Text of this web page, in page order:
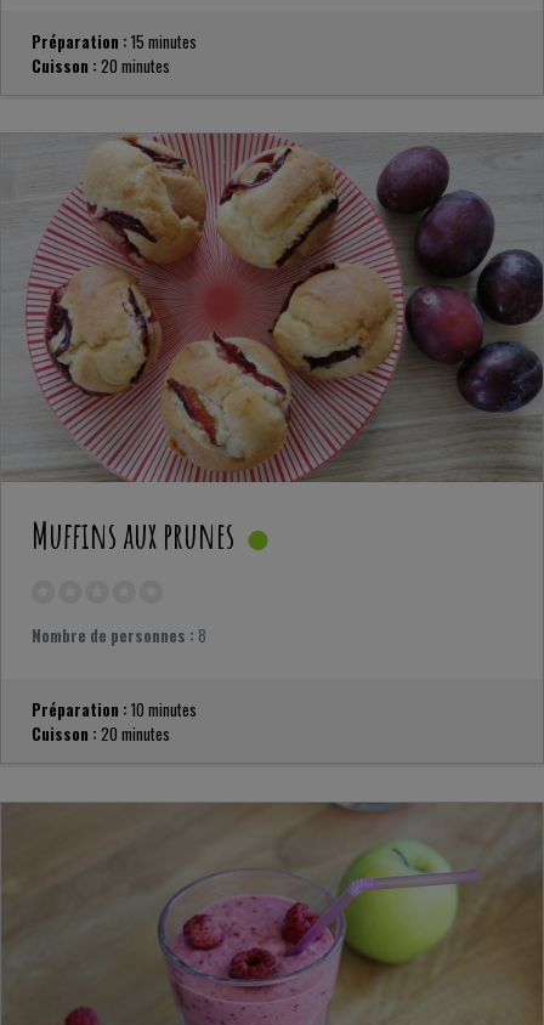
Préparation : 15 minutes
Cuisson : 20 minutes
Muffins aux prunes
Nombre de personnes : 8
Préparation : 10 minutes
Cuisson : 20 minutes